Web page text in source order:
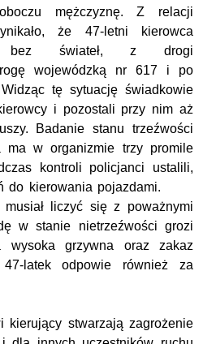
mężczyznę. Z relacji
że 47-letni kierowca
bez świateł, z drogi
wojewódzką nr 617 i po
tę sytuację świadkowie
i pozostali przy nim aż
Badanie stanu trzeźwości
ma w organizmie trzy promile
kontroli policjanci ustalili,
do kierowania pojazdami.
liczyć się z poważnymi
w stanie nietrzeźwości grozi
grzywna oraz zakaz
47-latek odpowie również za
kierujący stwarzają zagrożenie